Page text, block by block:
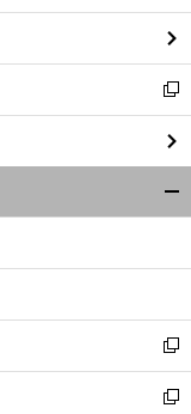
ウ
で
開
く
新
し
い
ウ
ィ
ン
ウ
開
く
新
し
い
新